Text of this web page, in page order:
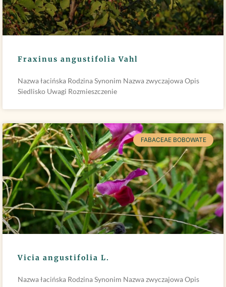
Fraxinus angustifolia Vahl
Nazwa łacińska Rodzina Synonim Nazwa zwyczajowa Opis
Siedlisko Uwagi Rozmieszczenie
FABACEAE BOBOWATE
Vicia angustifolia L.
Nazwa łacińska Rodzina Synonim Nazwa zwyczajowa Opis